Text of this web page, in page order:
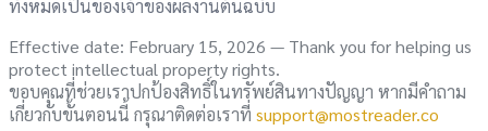
ทั้งหมดเป็นของเจ้าของผลงานต้นฉบับ
Effective date: February 15, 2026 — Thank you for helping us
protect intellectual property rights.
ขอบคุณที่ช่วยเราปกป้องสิทธิ์ในทรัพย์สินทางปัญญา หากมีคำถาม
เกี่ยวกับขั้นตอนนี้ กรุณาติดต่อเราที่ support@mostreader.co